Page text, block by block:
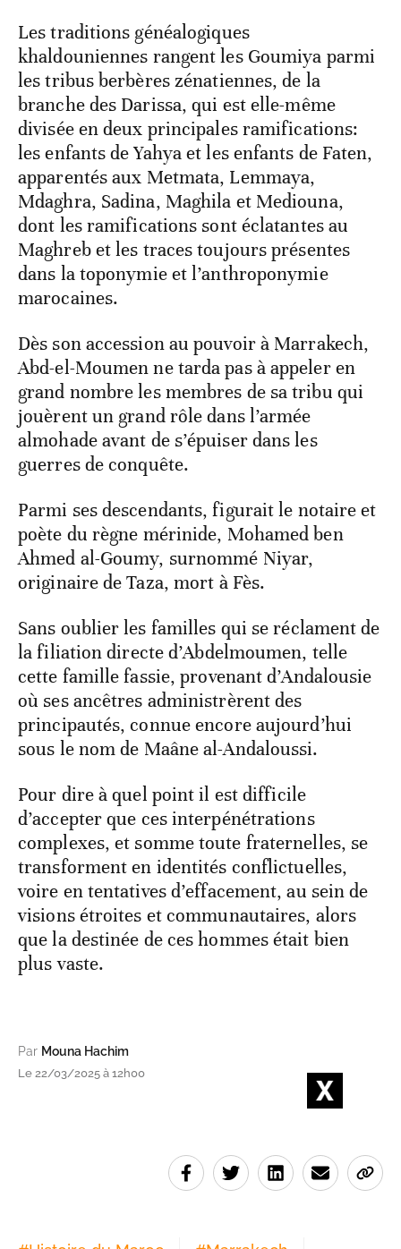
Les traditions généalogiques
khaldouniennes rangent les Goumiya parmi
les tribus berbères zénatiennes, de la
branche des Darissa, qui est elle-même
divisée en deux principales ramifications:
les enfants de Yahya et les enfants de Faten,
apparentés aux Metmata, Lemmaya,
Mdaghra, Sadina, Maghila et Mediouna,
dont les ramifications sont éclatantes au
Maghreb et les traces toujours présentes
dans la toponymie et l’anthroponymie
marocaines.
Dès son accession au pouvoir à Marrakech,
Abd-el-Moumen ne tarda pas à appeler en
grand nombre les membres de sa tribu qui
jouèrent un grand rôle dans l’armée
almohade avant de s’épuiser dans les
guerres de conquête.
Parmi ses descendants, figurait le notaire et
poète du règne mérinide, Mohamed ben
Ahmed al-Goumy, surnommé Niyar,
originaire de Taza, mort à Fès.
Sans oublier les familles qui se réclament de
la filiation directe d’Abdelmoumen, telle
cette famille fassie, provenant d’Andalousie
où ses ancêtres administrèrent des
principautés, connue encore aujourd’hui
sous le nom de Maâne al-Andaloussi.
Pour dire à quel point il est difficile
d’accepter que ces interpénétrations
complexes, et somme toute fraternelles, se
transforment en identités conflictuelles,
voire en tentatives d’effacement, au sein de
visions étroites et communautaires, alors
que la destinée de ces hommes était bien
plus vaste.
Par Mouna Hachim
Le 22/03/2025 à 12h00